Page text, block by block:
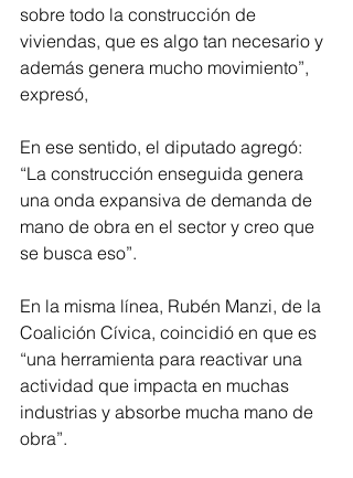
sobre todo la construcción de
viviendas, que es algo tan necesario y
además genera mucho movimiento”,
expresó,
En ese sentido, el diputado agregó:
“La construcción enseguida genera
una onda expansiva de demanda de
mano de obra en el sector y creo que
se busca eso”.
En la misma línea, Rubén Manzi, de la
Coalición Cívica, coincidió en que es
“una herramienta para reactivar una
actividad que impacta en muchas
industrias y absorbe mucha mano de
obra”.